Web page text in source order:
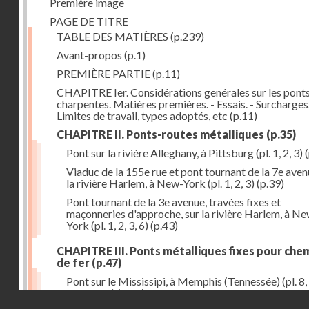
PAGE DE TITRE
TABLE DES MATIÈRES (p.239)
Avant-propos (p.1)
PREMIÈRE PARTIE(p.11)
CHAPITRE Ier. Considérations genérales sur les
charpentes. Matières premières. - Essais. -
Limites de travail, types adoptés, etc (p.11)
CHAPITRE II. Ponts-routes métalliques (p.35)
Pont sur la rivière Alleghany, à Pittsburg (pl. 1, 2, 3)
Viaduc de la 155e rue et pont tournant de la 7e
la rivière Harlem, à New-York (pl. 1, 2, 3) (p.39)
Pont tournant de la 3e avenue, travées fixes et
maçonneries d'approche, sur la rivière Harlem, à
York (pl. 1, 2, 3, 6) (p.43)
CHAPITRE III. Ponts métalliques fixes pour
de fer (p.47)
Pont sur le Mississipi, à Memphis (Tennessée) (pl. 8,
11, 12, 13)(p.47)